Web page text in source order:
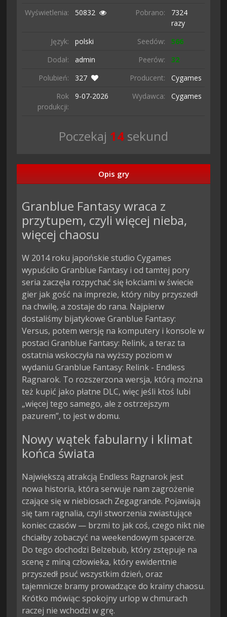
Wyświetlenia: 50832 Pobrano:
7324
razy
Język:
polski Seedów:
566
Dodał:
admin Peerów:
32
Polubień:
327 Producent:
Cygames
Rok
produkcji:
9-07-2026 Wydawca: Cygames
Poczekaj 13 sekund
Opis gry
Granblue Fantasy wraca z
przytupem, czyli więcej nieba,
więcej chaosu
W 2014 roku japońskie studio Cygames
wypuściło Granblue Fantasy i od tamtej pory
seria zaczęła rozpychać się łokciami w świecie
gier jak gość na imprezie, który niby przyszedł
na chwilę, a zostaje do rana. Najpierw
dostaliśmy bijatykowe Granblue Fantasy:
Versus, potem wersję na komputery i konsole w
postaci Granblue Fantasy: Relink, a teraz ta
ostatnia wskoczyła na wyższy poziom w
wydaniu Granblue Fantasy: Relink - Endless
Ragnarok. To rozszerzona wersja, którą można
też kupić jako płatne DLC, więc jeśli ktoś lubi
„więcej tego samego, ale z ostrzejszym
pazurem”, to jest w domu.
Nowy wątek fabularny i klimat
końca świata
Największą atrakcją Endless Ragnarok jest
nowa historia, która serwuje nam zagrożenie
czające się w niebiosach Zegagrande. Pojawiają
się tam ragnalia, czyli stworzenia zwiastujące
koniec czasów — brzmi to jak coś, czego nikt nie
chciałby zobaczyć na weekendowym spacerze.
Do tego dochodzi Belzebub, który zstępuje na
scenę z miną człowieka, który ewidentnie
przyszedł psuć wszystkim dzień, oraz
tajemnicze bramy prowadzące do krainy chaosu.
Krótko mówiąc: spokojny urlop w chmurach
raczej nie wchodzi w grę.